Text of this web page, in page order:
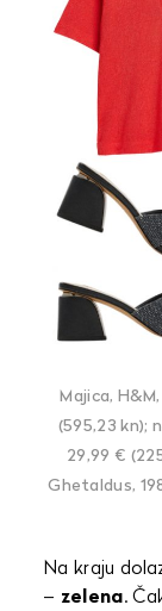
Majica,
(595,23 kn);
29,99 €
Ghetaldus,
Na kraju
– zelena.